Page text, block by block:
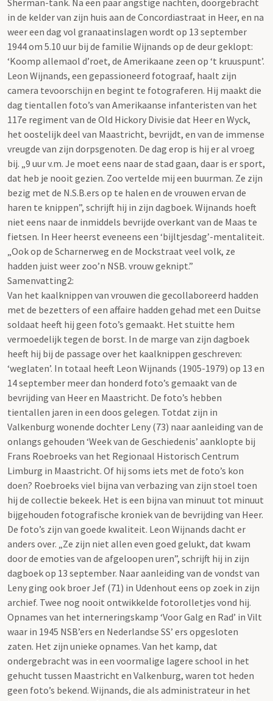
in de kelder van zijn huis aan de Concordiastraat in Heer, en na
weer een dag vol granaatinslagen wordt op 13 september
1944 om 5.10 uur bij de familie Wijnands op de deur geklopt:
‘Koomp allemaol d’roet, de Amerikaane zeen op ‘t kruuspunt’.
Leon Wijnands, een gepassioneerd fotograaf, haalt zijn
camera tevoorschijn en begint te fotograferen. Hij maakt die
dag tientallen foto’s van Amerikaanse infanteristen van het
117e regiment van de Old Hickory Divisie dat Heer en Wyck,
het oostelijk deel van Maastricht, bevrijdt, en van de immense
vreugde van zijn dorpsgenoten. De dag erop is hij er al vroeg
bij. „9 uur v.m. Je moet eens naar de stad gaan, daar is er sport,
dat heb je nooit gezien. Zoo vertelde mij een buurman. Ze zijn
bezig met de N.S.B.ers op te halen en de vrouwen ervan de
haren te knippen”, schrijft hij in zijn dagboek. Wijnands hoeft
niet eens naar de inmiddels bevrijde overkant van de Maas te
fietsen. In Heer heerst eveneens een ‘bijltjesdag’-mentaliteit.
„Ook op de Scharnerweg en de Mockstraat veel volk, ze
hadden juist weer zoo’n NSB. vrouw geknipt.”
Samenvatting2:
Van het kaalknippen van vrouwen die gecollaboreerd hadden
met de bezetters of een affaire hadden gehad met een Duitse
soldaat heeft hij geen foto’s gemaakt. Het stuitte hem
vermoedelijk tegen de borst. In de marge van zijn dagboek
heeft hij bij de passage over het kaalknippen geschreven:
‘weglaten’. In totaal heeft Leon Wijnands (1905-1979) op 13 en
14 september meer dan honderd foto’s gemaakt van de
bevrijding van Heer en Maastricht. De foto’s hebben
tientallen jaren in een doos gelegen. Totdat zijn in
Valkenburg wonende dochter Leny (73) naar aanleiding van de
onlangs gehouden ‘Week van de Geschiedenis’ aanklopte bij
Frans Roebroeks van het Regionaal Historisch Centrum
Limburg in Maastricht. Of hij soms iets met de foto’s kon
doen? Roebroeks viel bijna van verbazing van zijn stoel toen
hij de collectie bekeek. Het is een bijna van minuut tot minuut
bijgehouden fotografische kroniek van de bevrijding van Heer.
De foto’s zijn van goede kwaliteit. Leon Wijnands dacht er
anders over. „Ze zijn niet allen even goed gelukt, dat kwam
door de emoties van de afgeloopen uren”, schrijft hij in zijn
dagboek op 13 september. Naar aanleiding van de vondst van
Leny ging ook broer Jef (71) in Udenhout eens op zoek in zijn
archief. Twee nog nooit ontwikkelde fotorolletjes vond hij.
Opnames van het interneringskamp ‘Voor Galg en Rad’ in Vilt
waar in 1945 NSB’ers en Nederlandse SS’ ers opgesloten
zaten. Het zijn unieke opnames. Van het kamp, dat
ondergebracht was in een voormalige lagere school in het
gehucht tussen Maastricht en Valkenburg, waren tot heden
geen foto’s bekend. Wijnands, die als administrateur in het